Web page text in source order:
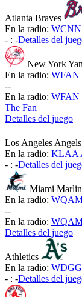
Atlanta Braves
En la radio: WCNN
- : -Detalles del
New York
En la radio: WFAN
--
En la radio: WFAN
The Fan
Detalles del juego
Los Angeles Angels
En la radio: KLAA
- : -Detalles del
Miami
En la radio:
--
En la radio:
Detalles del juego
Athletics
En la radio:
- : -Detalles del